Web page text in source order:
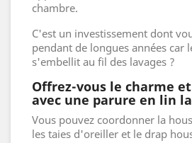
chambre.
C'est un investissement dont
pendant de longues années car
s'embellit au fil des lavages ?
Offrez-vous le charme
avec une parure en lin
Vous pouvez coordonner la
les taies d'oreiller et le drap